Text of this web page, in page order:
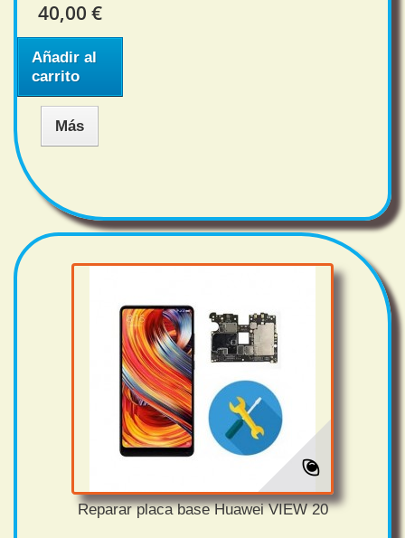
40,00 €
Añadir al
carrito
Más
Reparar placa base Huawei VIEW 20